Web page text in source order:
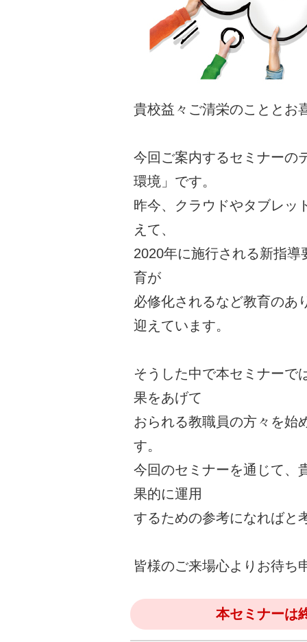
貴校益々ご清栄のこととお
今回ご案内するセミナーの
環境」です。
昨今、クラウドやタブレッ
えて、
2020年に施行される新指
育が
必修化されるなど教育のあ
迎えています。
そうした中で本セミナーで
果をあげて
おられる教職員の方々を始
す。
今回のセミナーを通じて、
果的に運用
するための参考になればと
皆様のご来場心よりお待ち
本セミナーは